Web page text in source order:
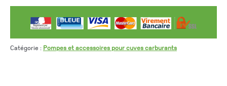
Catégorie : Pompes et accessoires pour cuves carburants